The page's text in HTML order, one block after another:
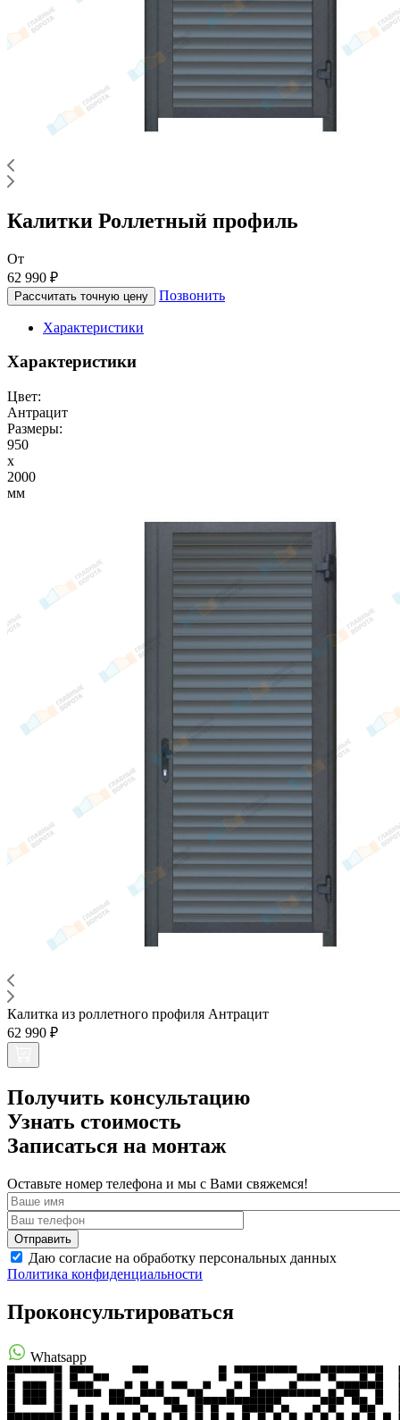
Калитки Роллетный профиль
От
62 990 ₽
Рассчитать точную цену Позвонить
Характеристики
Характеристики
Цвет:
Антрацит
Размеры:
950
x
2000
мм
Калитка из роллетного профиля Антрацит
62 990 ₽
Получить консультацию
Узнать стоимость
Записаться на монтаж
Оставьте номер телефона и мы с Вами свяжемся!
Даю согласие на обработку персональных данных
Политика конфиденциальности
Проконсультироваться
Whatsapp